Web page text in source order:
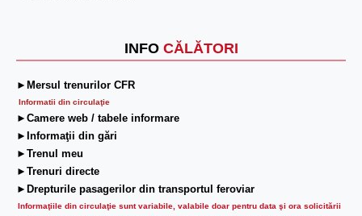
INFO CĂLĂTORI
►Mersul trenurilor CFR
Informatii din circulaţie
►Camere web / tabele informare
►Informaţii din gări
►Trenul meu
►Trenuri directe
►Drepturile pasagerilor din transportul feroviar
Informaţiile din circulaţie sunt variabile, valabile doar pentru data şi ora solicitării